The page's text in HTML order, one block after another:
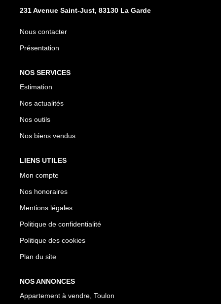
231 Avenue Saint-Just, 83130 La Garde
Nous contacter
Présentation
NOS SERVICES
Estimation
Nos actualités
Nos outils
Nos biens vendus
LIENS UTILES
Mon compte
Nos honoraires
Mentions légales
Politique de confidentialité
Politique des cookies
Plan du site
NOS ANNONCES
Appartement à vendre, Toulon